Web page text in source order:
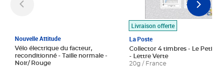
Nouvelle Attitude
Vélo électrique du facteur,
reconditionné - Taille normale -
Noir/ Rouge
Livraison offerte
La Poste
Collector 4 timbres - Le Petit
- Lettre Verte
20g / France